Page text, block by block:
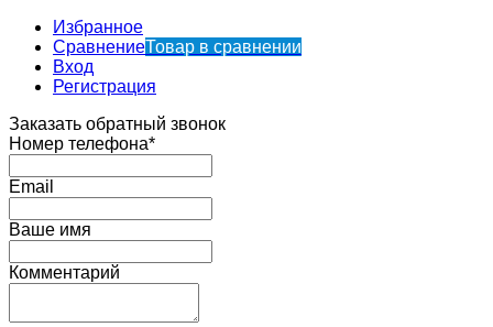
Избранное
СравнениеТовар в сравнении
Вход
Регистрация
Заказать обратный звонок
Номер телефона*
Email
Ваше имя
Комментарий